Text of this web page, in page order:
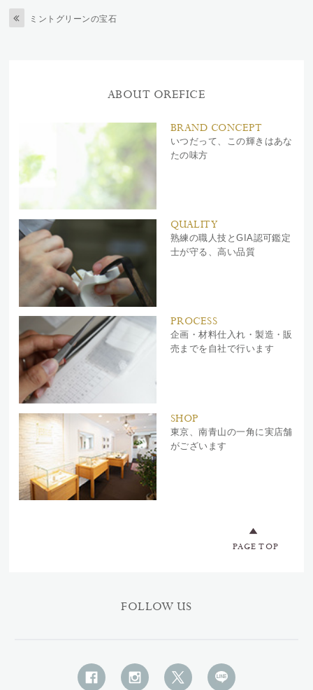
ミントグリーンの宝石
ABOUT OREFICE
BRAND CONCEPT
いつだって、この輝きはあな
たの味方
QUALITY
熟練の職人技とGIA認可鑑定
士が守る、高い品質
PROCESS
企画・材料仕入れ・製造・販
売までを自社で行います
SHOP
東京、南青山の一角に実店舗
がございます
PAGE TOP
FOLLOW US